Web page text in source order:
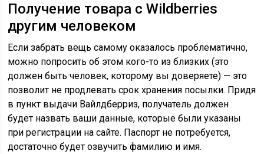
Получение товара с Wildberries
другим человеком
Если забрать вещь самому оказалось проблематично,
можно попросить об этом кого-то из близких (это
должен быть человек, которому вы доверяете) — это
позволит не продлевать срок хранения посылки. Придя
в пункт выдачи Вайлдберриз, получатель должен
будет назвать ваши данные, которые были указаны
при регистрации на сайте. Паспорт не потребуется,
достаточно будет озвучить фамилию и имя.